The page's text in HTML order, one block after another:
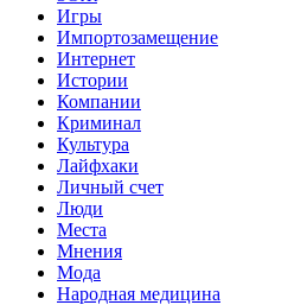
Игры
Импортозамещение
Интернет
Истории
Компании
Криминал
Культура
Лайфхаки
Личный счет
Люди
Места
Мнения
Мода
Народная медицина